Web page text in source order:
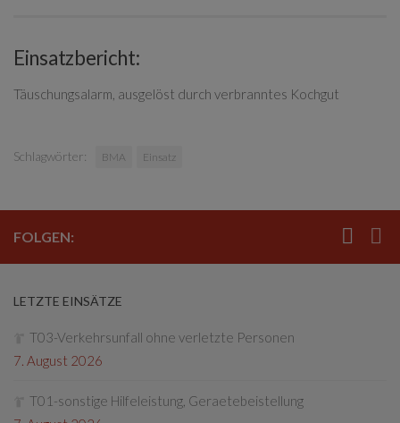
Einsatzbericht:
Täuschungsalarm, ausgelöst durch verbranntes Kochgut
Schlagwörter: BMA Einsatz
FOLGEN:
LETZTE EINSÄTZE
T03-Verkehrsunfall ohne verletzte Personen
7. August 2026
T01-sonstige Hilfeleistung, Geraetebeistellung